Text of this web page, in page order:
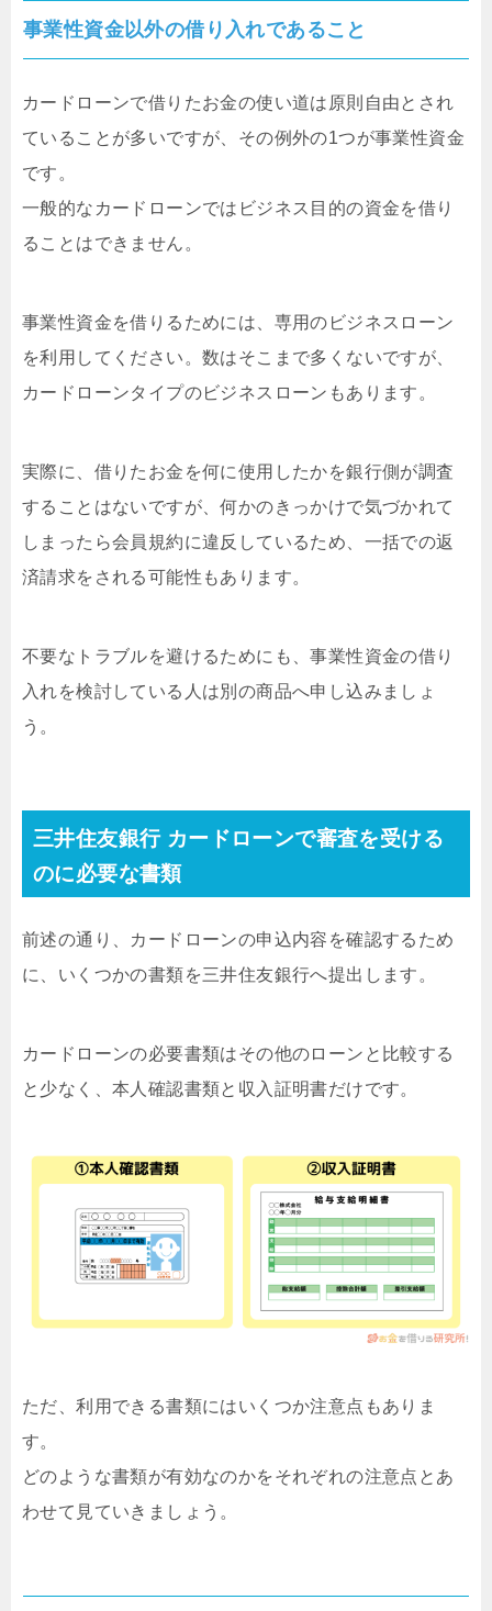
事業性資金以外の借り入れであること
カードローンで借りたお金の使い道は原則自由とされ
ていることが多いですが、その例外の1つが事業性資金
です。
一般的なカードローンではビジネス目的の資金を借り
ることはできません。
事業性資金を借りるためには、専用のビジネスローン
を利用してください。数はそこまで多くないですが、
カードローンタイプのビジネスローンもあります。
実際に、借りたお金を何に使用したかを銀行側が調査
することはないですが、何かのきっかけで気づかれて
しまったら会員規約に違反しているため、一括での返
済請求をされる可能性もあります。
不要なトラブルを避けるためにも、事業性資金の借り
入れを検討している人は別の商品へ申し込みましょ
う。
三井住友銀行 カードローンで審査を受ける
のに必要な書類
前述の通り、カードローンの申込内容を確認するため
に、いくつかの書類を三井住友銀行へ提出します。
カードローンの必要書類はその他のローンと比較する
と少なく、本人確認書類と収入証明書だけです。
ただ、利用できる書類にはいくつか注意点もありま
す。
どのような書類が有効なのかをそれぞれの注意点とあ
わせて見ていきましょう。